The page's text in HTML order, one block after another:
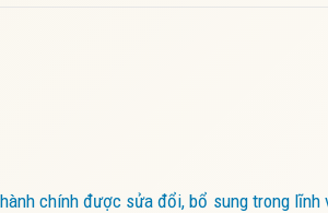
chính được sửa đổi, bổ sung trong